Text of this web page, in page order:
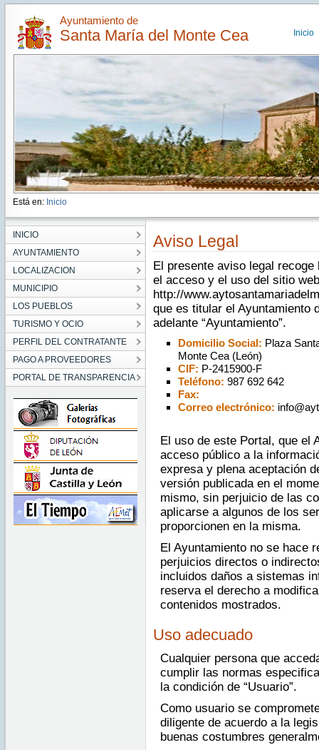
Ayuntamiento de
Santa María del Monte Cea Inicio
Está en: Inicio
INICIO
AYUNTAMIENTO
LOCALIZACION
MUNICIPIO
LOS PUEBLOS
TURISMO Y OCIO
PERFIL DEL CONTRATANTE
PAGO A PROVEEDORES
PORTAL DE TRANSPARENCIA
Aviso Legal
El presente aviso legal
el acceso y el uso del sitio web
http://
que es titular el Ayuntamiento
adelante “Ayuntamiento”.
Domicilio Social: Plaza
Monte Cea (León)
CIF: P-2415900-F
Teléfono: 987 692 642
Fax:
Correo electrónico:
El uso de este Portal, que el
acceso público a la
expresa y plena aceptación
versión publicada en el
mismo, sin perjuicio de las
aplicarse a algunos de los
proporcionen en la misma.
El Ayuntamiento no se hace
perjuicios directos o
incluidos daños a sistemas
reserva el derecho a
contenidos mostrados.
Uso adecuado
Cualquier persona que
cumplir las normas
la condición de “Usuario”.
Como usuario se
diligente de acuerdo a la
buenas costumbres